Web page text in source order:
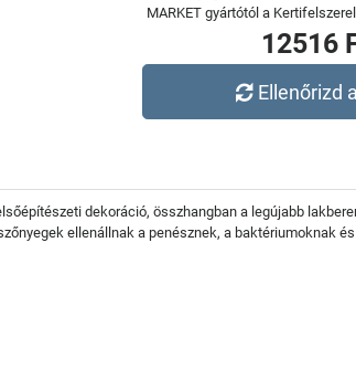
MARKET gyártótól a
12516
Ellenőrizd
dekoráció, összhangban a legújabb
ellenállnak a penésznek, a baktériumoknak